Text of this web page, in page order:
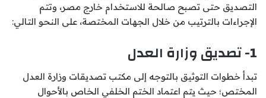
التصديق حتى تصبح صالحة للاستخدام خارج مصر، وتتم
الإجراءات بالترتيب من خلال الجهات المختصة، على النحو التالي:
1- تصديق وزارة العدل
تبدأ خطوات التوثيق بالتوجه إلى مكتب تصديقات وزارة العدل
المختص؛ حيث يتم اعتماد الختم الخلفي الخاص بالأحوال